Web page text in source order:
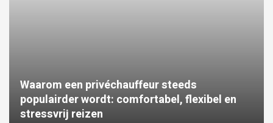
Waarom een privéchauffeur steeds
populairder wordt: comfortabel, flexibel en
stressvrij reizen